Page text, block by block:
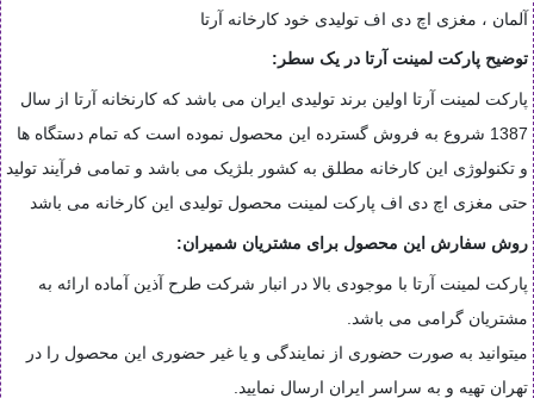
آلمان ، مغزی اچ دی اف تولیدی خود کارخانه آرتا
توضیح پارکت لمینت آرتا در یک سطر:
پارکت لمینت آرتا اولین برند تولیدی ایران می باشد که کارنخانه آرتا از سال
1387 شروع به فروش گسترده این محصول نموده است که تمام دستگاه ها
و تکنولوژی این کارخانه مطلق به کشور بلژیک می باشد و تمامی فرآیند تولید
حتی مغزی اچ دی اف پارکت لمینت محصول تولیدی این کارخانه می باشد
روش سفارش این محصول برای مشتریان شمیران:
پارکت لمینت آرتا با موجودی بالا در انبار شرکت طرح آذین آماده ارائه به
مشتریان گرامی می باشد.
میتوانید به صورت حضوری از نمایندگی و یا غیر حضوری این محصول را در
تهران تهیه و به سراسر ایران ارسال نمایید.